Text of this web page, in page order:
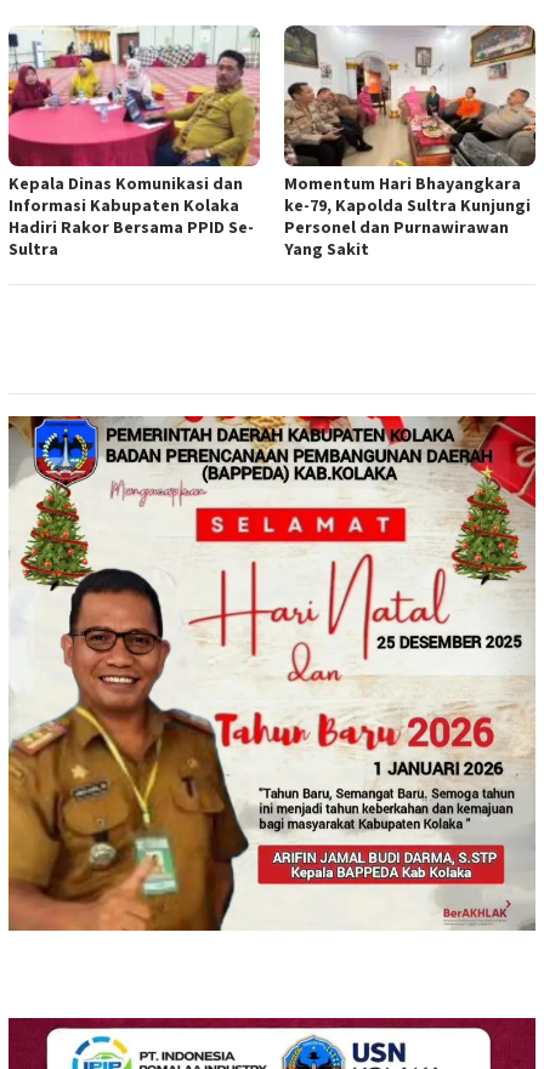
Kepala Dinas Komunikasi dan
Informasi Kabupaten Kolaka
Hadiri Rakor Bersama PPID Se-
Sultra
Momentum Hari Bhayangkara
ke-79, Kapolda Sultra Kunjungi
Personel dan Purnawirawan
Yang Sakit